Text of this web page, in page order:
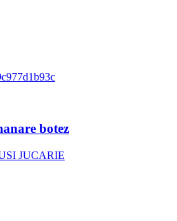
botez
JUCARIE